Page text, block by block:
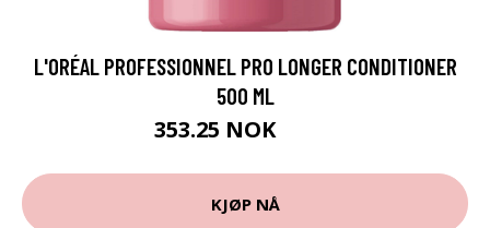
L'ORÉAL PROFESSIONNEL PRO LONGER CONDITIONER
500 ML
353.25 NOK
KJØP NÅ